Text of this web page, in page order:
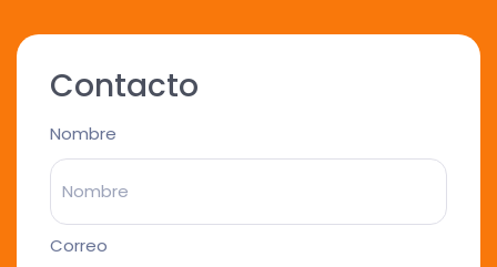
Contacto
Nombre
Correo